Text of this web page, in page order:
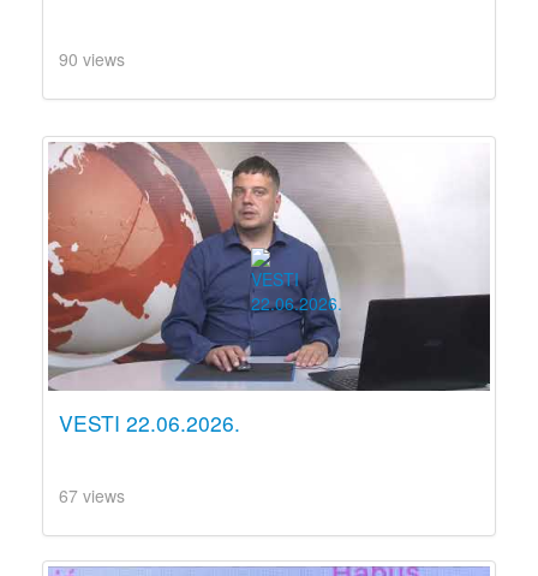
90 views
VESTI 22.06.2026.
67 views